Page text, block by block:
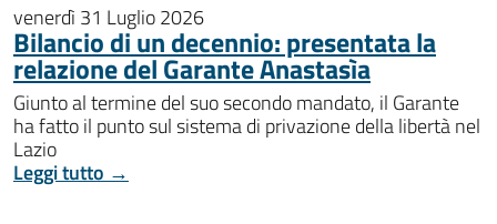
venerdì 31 Luglio 2026
Bilancio di un decennio: presentata la
relazione del Garante Anastasìa
Giunto al termine del suo secondo mandato, il Garante
ha fatto il punto sul sistema di privazione della libertà nel
Lazio
Leggi tutto →